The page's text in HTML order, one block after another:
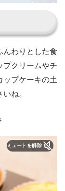
んわりとした食
プクリームやチ
ップケーキの土
ね。
ミュートを解除